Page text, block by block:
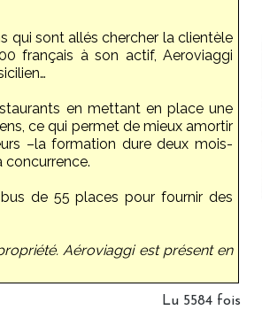
qui sont allés chercher la clientèle
français à son actif, Aeroviaggi
en mettant en place une
ce qui permet de mieux amortir
–la formation dure deux mois-
concurrence.
de 55 places pour fournir des
Aéroviaggi est présent en
Lu 5584 fois